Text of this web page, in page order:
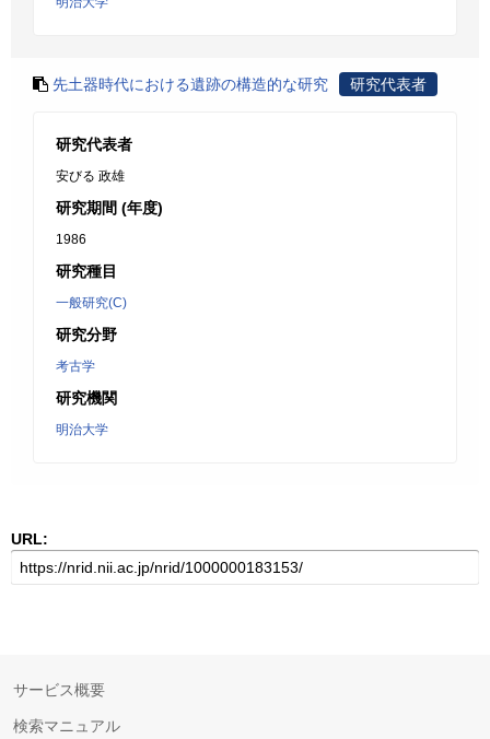
先土器時代における遺跡の構造的な研究 研究代表者
研究代表者
安びる 政雄
研究期間 (年度)
1986
研究種目
一般研究(C)
研究分野
考古学
研究機関
明治大学
URL:
サービス概要
検索マニュアル